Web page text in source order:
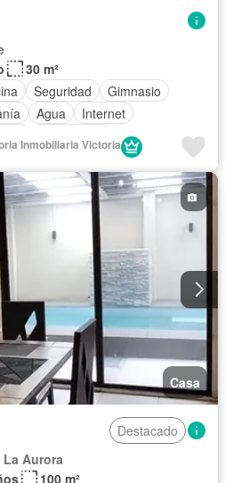
30 m²
Seguridad
Gimnasio
Agua
Internet
Inmobiliaria Victoria
Casa
Destacado
Aurora
100 m²